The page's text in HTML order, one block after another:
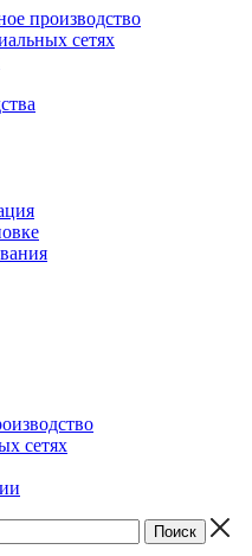
производство
сетях
сетях